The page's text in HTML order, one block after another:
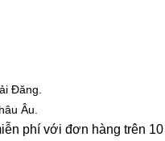
Đăng.
Âu.
phí với đơn hàng trên 10